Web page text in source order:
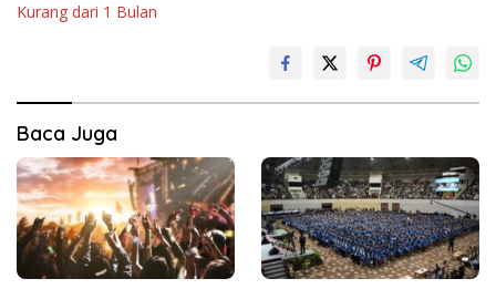
Kurang dari 1 Bulan
Baca Juga